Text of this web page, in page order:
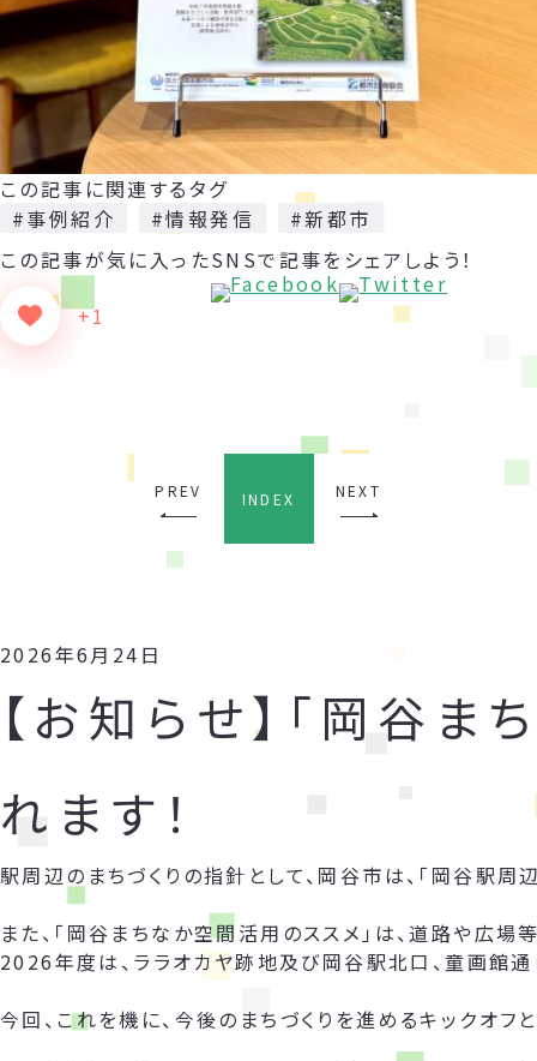
この記事に関連するタグ
#事例紹介
#情報発信
#新都市
この記事が気に入った
+1
SNSで記事をシェアしよう！
PREV INDEX NEXT
2026年6月24日
【お知らせ】「岡谷
れます！
駅周辺のまちづくりの指針として、岡谷市は、「岡谷駅周
また、「岡谷まちなか空間活用のススメ」は、道路や広
2026年度は、ララオカヤ跡地及び岡谷駅北口、童画館通
今回、これを機に、今後のまちづくりを進めるキックオフ